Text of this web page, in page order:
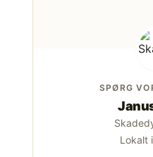
SPØRG
Lokalt